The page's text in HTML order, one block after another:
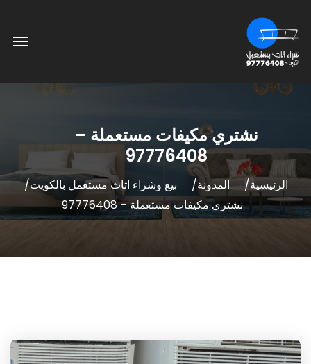
نشتري مكيفات مستعملة –
97776408
الرئيسية المدونة
بيع وشراء اثاث مستعمل بالكويت
نشتري مكيفات مستعملة – 97776408